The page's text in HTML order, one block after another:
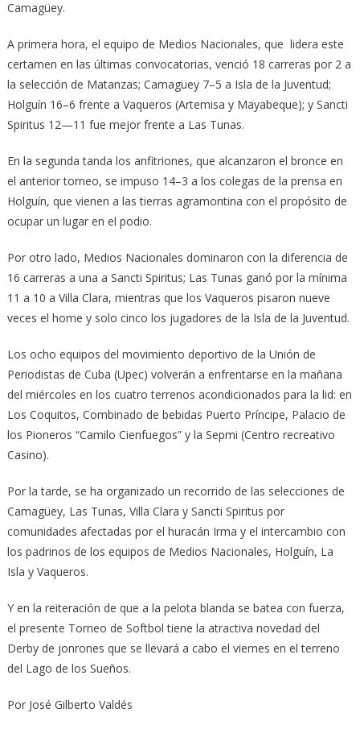
Camagüey.
A primera hora, el equipo de Medios Nacionales, que lidera este
certamen en las últimas convocatorias, venció 18 carreras por 2 a
la selección de Matanzas; Camagüey 7–5 a Isla de la Juventud;
Holguín 16–6 frente a Vaqueros (Artemisa y Mayabeque); y Sancti
Spiritus 12—11 fue mejor frente a Las Tunas.
En la segunda tanda los anfitriones, que alcanzaron el bronce en
el anterior torneo, se impuso 14–3 a los colegas de la prensa en
Holguín, que vienen a las tierras agramontina con el propósito de
ocupar un lugar en el podio.
Por otro lado, Medios Nacionales dominaron con la diferencia de
16 carreras a una a Sancti Spiritus; Las Tunas ganó por la mínima
11 a 10 a Villa Clara, mientras que los Vaqueros pisaron nueve
veces el home y solo cinco los jugadores de la Isla de la Juventud.
Los ocho equipos del movimiento deportivo de la Unión de
Periodistas de Cuba (Upec) volverán a enfrentarse en la mañana
del miércoles en los cuatro terrenos acondicionados para la lid: en
Los Coquitos, Combinado de bebidas Puerto Príncipe, Palacio de
los Pioneros “Camilo Cienfuegos” y la Sepmi (Centro recreativo
Casino).
Por la tarde, se ha organizado un recorrido de las selecciones de
Camagüey, Las Tunas, Villa Clara y Sancti Spiritus por
comunidades afectadas por el huracán Irma y el intercambio con
los padrinos de los equipos de Medios Nacionales, Holguín, La
Isla y Vaqueros.
Y en la reiteración de que a la pelota blanda se batea con fuerza,
el presente Torneo de Softbol tiene la atractiva novedad del
Derby de jonrones que se llevará a cabo el viernes en el terreno
del Lago de los Sueños.
Por José Gilberto Valdés